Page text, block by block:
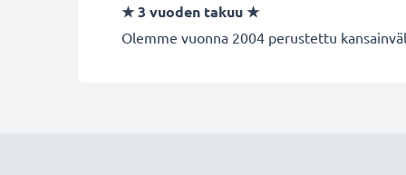
★3 vuoden takuu★
Olemme vuonna 2004 perustettu